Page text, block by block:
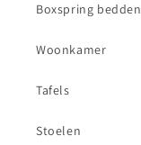
Boxspring bedden
Woonkamer
Tafels
Stoelen